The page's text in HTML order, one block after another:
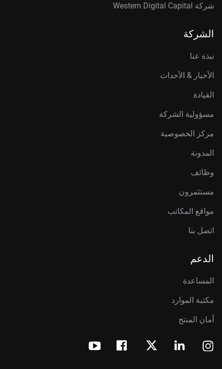
شركة Western Digital Capital
الشركة
نبذة عنا
الأخبار & الأحداث
القيادة
مسؤولية الشركة
مركز الخصوصية
المدونة
وظائف
مستثمرون
مواقع المكاتب
اتصل بنا
الدعم
المساعدة
مكتبة الموارد
أمان المنتج